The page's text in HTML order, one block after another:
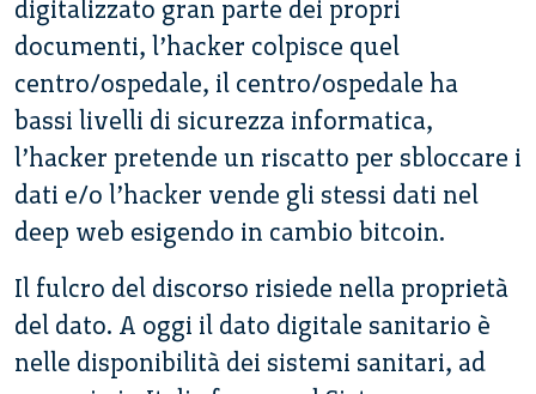
digitalizzato gran parte dei propri
documenti, l’hacker colpisce quel
centro/ospedale, il centro/ospedale ha
bassi livelli di sicurezza informatica,
l’hacker pretende un riscatto per sbloccare i
dati e/o l’hacker vende gli stessi dati nel
deep web esigendo in cambio bitcoin.
Il fulcro del discorso risiede nella proprietà
del dato. A oggi il dato digitale sanitario è
nelle disponibilità dei sistemi sanitari, ad